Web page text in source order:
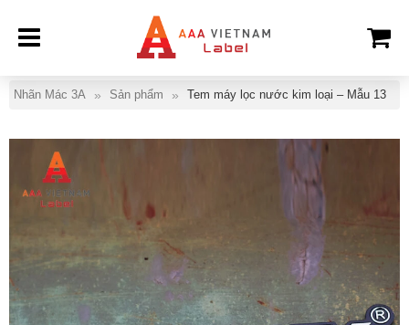
Nhãn Mác 3A Sản phẩm Tem máy lọc nước kim loại – Mẫu 13